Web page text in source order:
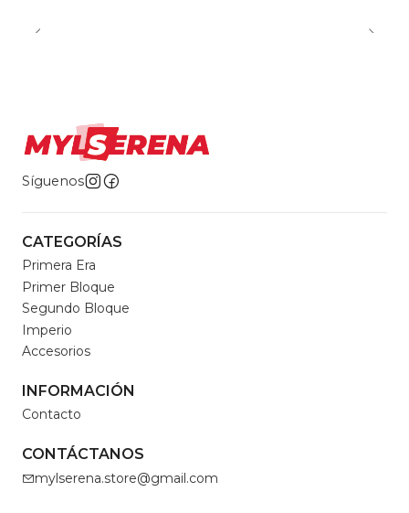
Síguenos
CATEGORÍAS
Primera Era
Primer Bloque
Segundo Bloque
Imperio
Accesorios
INFORMACIÓN
Contacto
CONTÁCTANOS
mylserena.store@gmail.com